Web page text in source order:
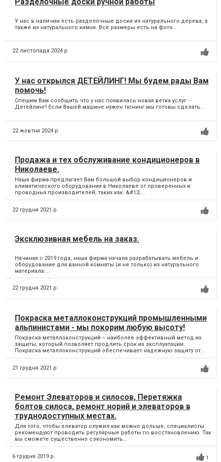
Разделочные доски ручной работы
У нас в наличии есть разделочные доски из натурального дерева, а
также из натурального камня. Все размеры есть на фото...
22 листопада 2024 р.
У нас открылся ДЕТЕЙЛИНГ! Мы будем рады Вам
помочь!
Спешим Вам сообщить что у нас появилась новая ветка услуг -
Детейлинг! Если Вашей машине нужен тюнинг мы готовы сделать...
22 жовтня 2024 р.
Продажа и тех обслуживание кондиционеров в
Николаеве.
Наша фирма предлагает Вам большой выбор кондиционеров и
климатического оборудования в Николаеве от проверенных и
проводных производителей, таких как: &#13;...
22 грудня 2021 р.
Эксклюзивная мебель на заказ.
Начиная с 2019 года, наша фирма начала разрабатывать мебель и
оборудование для ванной комнаты (и не только) из натурального
материала:...
22 грудня 2021 р.
Покраска металлоконструкций промышленными
альпинистами - мы покорим любую высоту!
Покраска металлоконструкций – наиболее эффективный метод их
защиты, который позволяет продлить срок их эксплуатации.
Покраска металлоконструкций обеспечивает надежную защиту от...
21 грудня 2021 р.
Ремонт Элеваторов и силосов, Перетяжка
болтов силоса, ремонт норий и элеваторов в
труднодоступных местах.
Для того, чтобы элеватор служил как можно дольше, специалисты
рекомендуют проводить регулярные работы по восстановлению. Так
вы сможете существенно сэкономить...
6 грудня 2019 р. 1